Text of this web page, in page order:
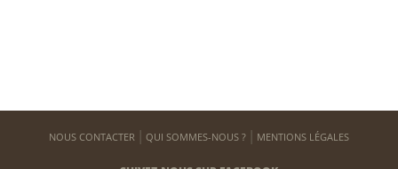
NOUS CONTACTER QUI SOMMES-NOUS ? MENTIONS LÉGALES